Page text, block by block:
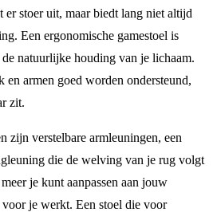
er stoer uit, maar biedt lang niet altijd
Een ergonomische gamestoel is
natuurlijke houding van je lichaam.
en armen goed worden ondersteund,
zit.
zijn verstelbare armleuningen, een
die de welving van je rug volgt
je kunt aanpassen aan jouw
je werkt. Een stoel die voor